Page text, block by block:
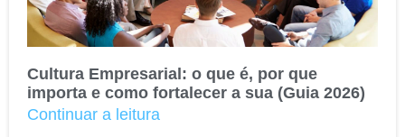
Cultura Empresarial: o que é, por que
importa e como fortalecer a sua (Guia 2026)
Continuar a leitura